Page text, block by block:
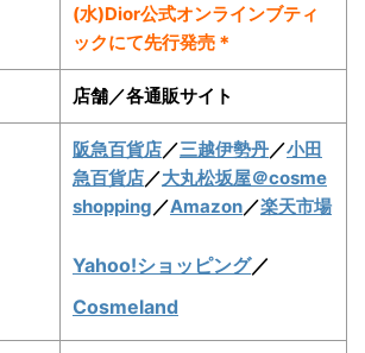
(水)Dior公式オンラインブティ
ックにて先行発売＊
店舗／各通販サイト
阪急百貨店／三越伊勢丹／小田
急百貨店／大丸松坂屋＠cosme
shopping／Amazon／楽天市場
Yahoo!ショッピング／
Cosmeland